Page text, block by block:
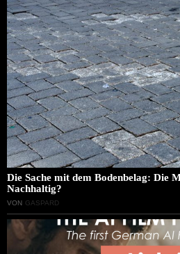
Die Sache mit dem Bodenbelag: Die
Nachhaltig?
VON GASPARD